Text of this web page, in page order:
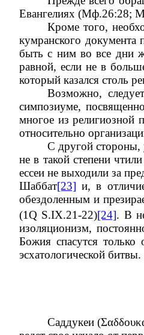
Евангелиях (Мф.26:28;
Кроме того,
кумранского
быть с ним во все дни
равной, если не в
который казался столь
Возможно,
симпозиуме,
многое из религиозной
относительно
С другой стороны,
не в такой степени
ессеи не выходили за
Шаббат[23] и, в
обездоленным и
(1Q S.IX.21-22)[24]. В
изоляционизм,
Божия спасутся
эсхатологической битвы.
Саддукеи (